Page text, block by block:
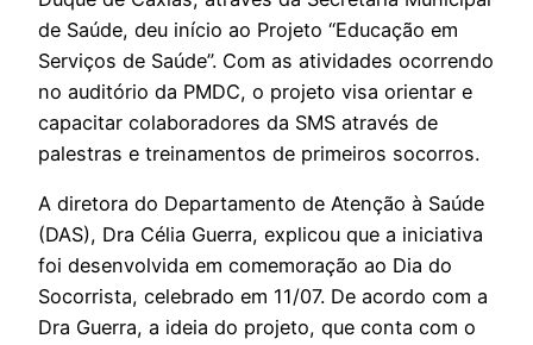
de Saúde, deu início ao Projeto “Educação em
Serviços de Saúde”. Com as atividades ocorrendo
no auditório da PMDC, o projeto visa orientar e
capacitar colaboradores da SMS através de
palestras e treinamentos de primeiros socorros.
A diretora do Departamento de Atenção à Saúde
(DAS), Dra Célia Guerra, explicou que a iniciativa
foi desenvolvida em comemoração ao Dia do
Socorrista, celebrado em 11/07. De acordo com a
Dra Guerra, a ideia do projeto, que conta com o